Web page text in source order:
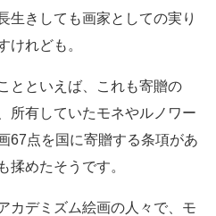
生きしても画家としての実り
けれども。
とといえば、これも寄贈の
所有していたモネやルノワー
67点を国に寄贈する条項があ
揉めたそうです。
カデミズム絵画の人々で、モ